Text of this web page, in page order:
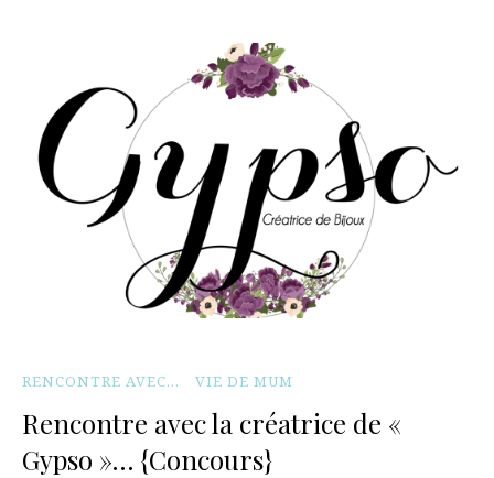
RENCONTRE AVEC... VIE DE MUM
Rencontre avec la créatrice de «
Gypso »… {Concours}